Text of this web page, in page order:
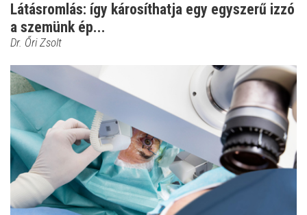
Látásromlás: így károsíthatja egy egyszerű izzó
a szemünk ép...
Dr. Őri Zsolt